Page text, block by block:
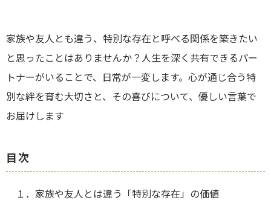
家族や友人とも違う、特別な存在と呼べる関係を築きたい
と思ったことはありませんか？人生を深く共有できるパー
トナーがいることで、日常が一変します。心が通じ合う特
別な絆を育む大切さと、その喜びについて、優しい言葉で
お届けします
目次
１． 家族や友人とは違う「特別な存在」の価値